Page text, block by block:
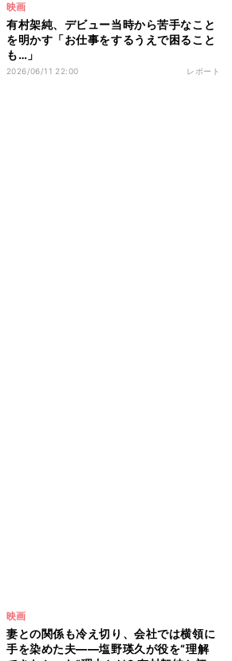
映画
有村架純、デビュー当時から苦手なこと
を明かす「お仕事をするうえで困ること
も…」
2026/06/11 22:00 レポート
映画
妻との関係も冷え切り、会社では横領に
手を染めた夫――塩野瑛久が役を“理解